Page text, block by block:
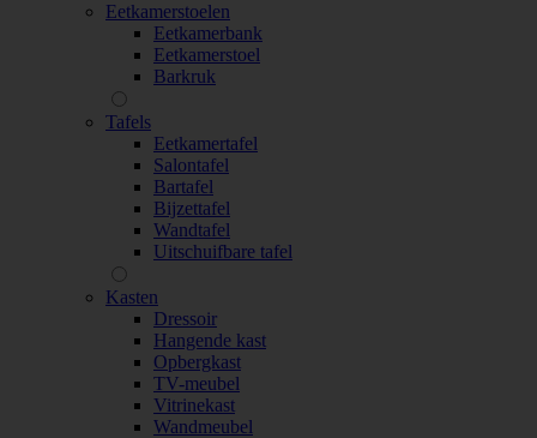
Eetkamerstoelen
Eetkamerbank
Eetkamerstoel
Barkruk
Tafels
Eetkamertafel
Salontafel
Bartafel
Bijzettafel
Wandtafel
Uitschuifbare tafel
Kasten
Dressoir
Hangende kast
Opbergkast
TV-meubel
Vitrinekast
Wandmeubel